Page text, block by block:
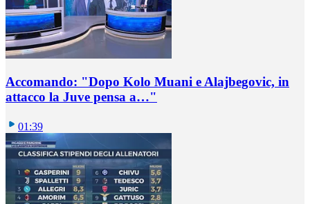
Accomando: "Dopo Kolo Muani e Alajbegovic, in
attacco la Juve pensa a…"
01:39